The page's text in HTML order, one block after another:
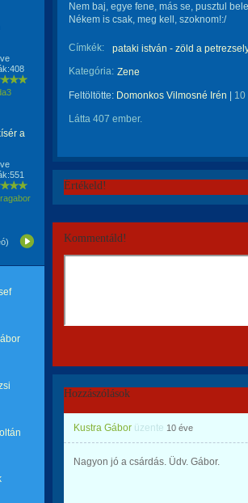
a
Nem baj, egye fene, más se, pusztul
Nékem is csak, meg kell, szoknom!:/
Címkék:
pataki istván - zöld a
Kategória: Zene
Feltöltötte: Domonkos Vilmosné Irén 10
Látta 407 ember.
Értékeld!
Kommentáld!
Hozzászólások
Kustra Gábor üzente 10 éve
Nagyon jó a csárdás. Üdv. Gábor.